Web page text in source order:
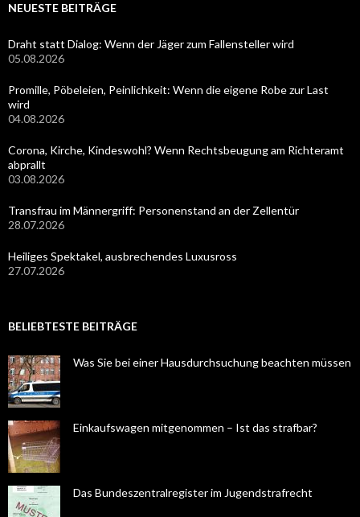
NEUESTE BEITRÄGE
Draht statt Dialog: Wenn der Jäger zum Fallensteller wird
05.08.2026
Promille, Pöbeleien, Peinlichkeit: Wenn die eigene Robe zur Last
wird
04.08.2026
Corona, Kirche, Kindeswohl? Wenn Rechtsbeugung am Richteramt
abprallt
03.08.2026
Transfrau im Männergriff: Personenstand an der Zellentür
28.07.2026
Heiliges Spektakel, ausbrechendes Luxusross
27.07.2026
BELIEBTESTE BEITRÄGE
Was Sie bei einer Hausdurchsuchung beachten müssen
Einkaufswagen mitgenommen – Ist das strafbar?
Das Bundeszentralregister im Jugendstrafrecht